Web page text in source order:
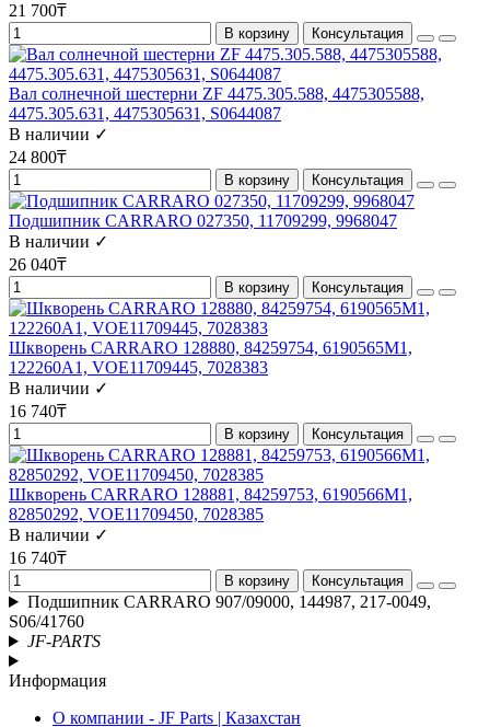
21 700₸
В корзину Консультация
Вал солнечной шестерни ZF 4475.305.588, 4475305588,
4475.305.631, 4475305631, S0644087
В наличии ✓
24 800₸
В корзину Консультация
Подшипник CARRARO 027350, 11709299, 9968047
В наличии ✓
26 040₸
В корзину Консультация
Шкворень CARRARO 128880, 84259754, 6190565M1,
122260A1, VOE11709445, 7028383
В наличии ✓
16 740₸
В корзину Консультация
Шкворень CARRARO 128881, 84259753, 6190566M1,
82850292, VOE11709450, 7028385
В наличии ✓
16 740₸
В корзину Консультация
Подшипник CARRARO 907/09000, 144987, 217-0049,
S06/41760
JF-PARTS
Информация
О компании - JF Parts | Казахстан